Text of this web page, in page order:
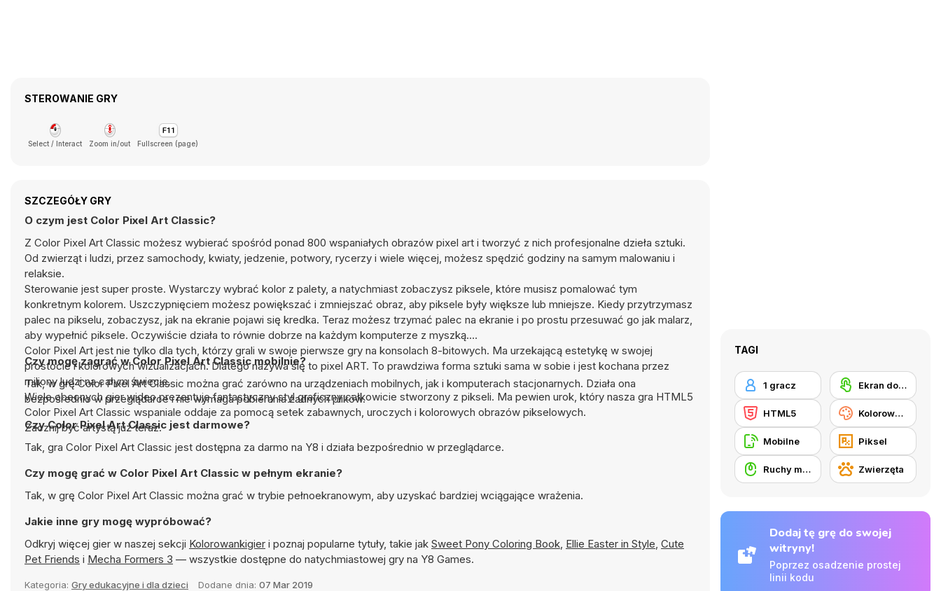
STEROWANIE GRY
Select / Interact Zoom in/out Fullscreen (page)
SZCZEGÓŁY GRY
O czym jest Color Pixel Art Classic?
Z Color Pixel Art Classic możesz wybierać spośród ponad 800 wspaniałych obrazów pixel art i tworzyć z nich profesjonalne dzieła sztuki.
Od zwierząt i ludzi, przez samochody, kwiaty, jedzenie, potwory, rycerzy i wiele więcej, możesz spędzić godziny na samym malowaniu i
relaksie.
Sterowanie jest super proste. Wystarczy wybrać kolor z palety, a natychmiast zobaczysz piksele, które musisz pomalować tym
konkretnym kolorem. Uszczypnięciem możesz powiększać i zmniejszać obraz, aby piksele były większe lub mniejsze. Kiedy przytrzymasz
palec na pikselu, zobaczysz, jak na ekranie pojawi się kredka. Teraz możesz trzymać palec na ekranie i po prostu przesuwać go jak malarz,
aby wypełnić piksele. Oczywiście działa to równie dobrze na każdym komputerze z myszką.
Color Pixel Art jest nie tylko dla tych, którzy grali w swoje pierwsze gry na konsolach 8-bitowych. Ma urzekającą estetykę w swojej
prostocie i kolorowych wizualizacjach. Dlatego nazywa się to pixel ART. To prawdziwa forma sztuki sama w sobie i jest kochana przez
miliony ludzi na całym świecie.
Wiele obecnych gier wideo prezentuje fantastyczny styl graficzny całkowicie stworzony z pikseli. Ma pewien urok, który nasza gra HTML5
Color Pixel Art Classic wspaniale oddaje za pomocą setek zabawnych, uroczych i kolorowych obrazów pikselowych.
Zacznij być artystą już teraz.
Czy mogę zagrać w Color Pixel Art Classic mobilnie?
Tak, w grę Color Pixel Art Classic można grać zarówno na urządzeniach mobilnych, jak i komputerach stacjonarnych. Działa ona
bezpośrednio w przeglądarce i nie wymaga pobierania żadnych plików.
Czy Color Pixel Art Classic jest darmowe?
Tak, gra Color Pixel Art Classic jest dostępna za darmo na Y8 i działa bezpośrednio w przeglądarce.
Czy mogę grać w Color Pixel Art Classic w pełnym ekranie?
Tak, w grę Color Pixel Art Classic można grać w trybie pełnoekranowym, aby uzyskać bardziej wciągające wrażenia.
Jakie inne gry mogę wypróbować?
Odkryj więcej gier w naszej sekcji Kolorowankigier i poznaj popularne tytuły, takie jak Sweet Pony Coloring Book, Ellie Easter in Style, Cute
Pet Friends i Mecha Formers 3 — wszystkie dostępne do natychmiastowej gry na Y8 Games.
Kategoria: Gry edukacyjne i dla dzieci Dodane dnia: 07 Mar 2019
TAGI
1 gracz Ekran dotykowy
HTML5 Kolorowanki
Mobilne Piksel
Ruchy myszką Zwierzęta
Dodaj tę grę do swojej
witryny!
Poprzez osadzenie prostej
linii kodu